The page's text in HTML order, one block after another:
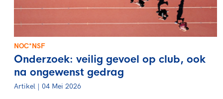
NOC*NSF
Onderzoek: veilig gevoel op club, ook
na ongewenst gedrag
Artikel | 04 Mei 2026